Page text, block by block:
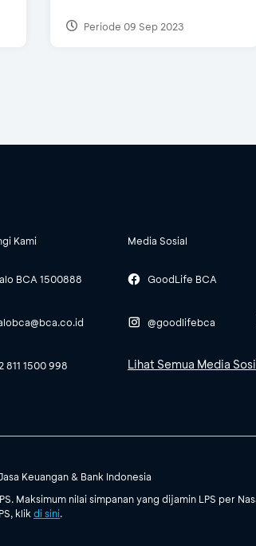
Periode 09 Sep 2023
Kami
BCA 1500888
811 1500 998
Media Sosial
GoodLife BCA
@goodlifebca
Lihat Semua Media
Keuangan & Bank Indonesia
Maksimum nilai simpanan yang dijamin LPS per
klik di sini.